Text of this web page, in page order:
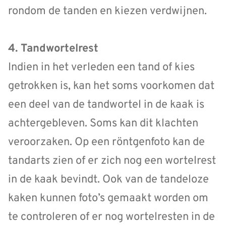
rondom de tanden en kiezen verdwijnen.
4. Tandwortelrest
Indien in het verleden een tand of kies
getrokken is, kan het soms voorkomen dat
een deel van de tandwortel in de kaak is
achtergebleven. Soms kan dit klachten
veroorzaken. Op een röntgenfoto kan de
tandarts zien of er zich nog een wortelrest
in de kaak bevindt. Ook van de tandeloze
kaken kunnen foto’s gemaakt worden om
te controleren of er nog wortelresten in de